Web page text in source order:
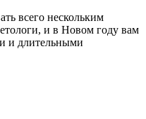
всего нескольким
и в Новом году вам
и длительными